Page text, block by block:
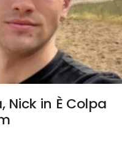
Nick in È Colpa